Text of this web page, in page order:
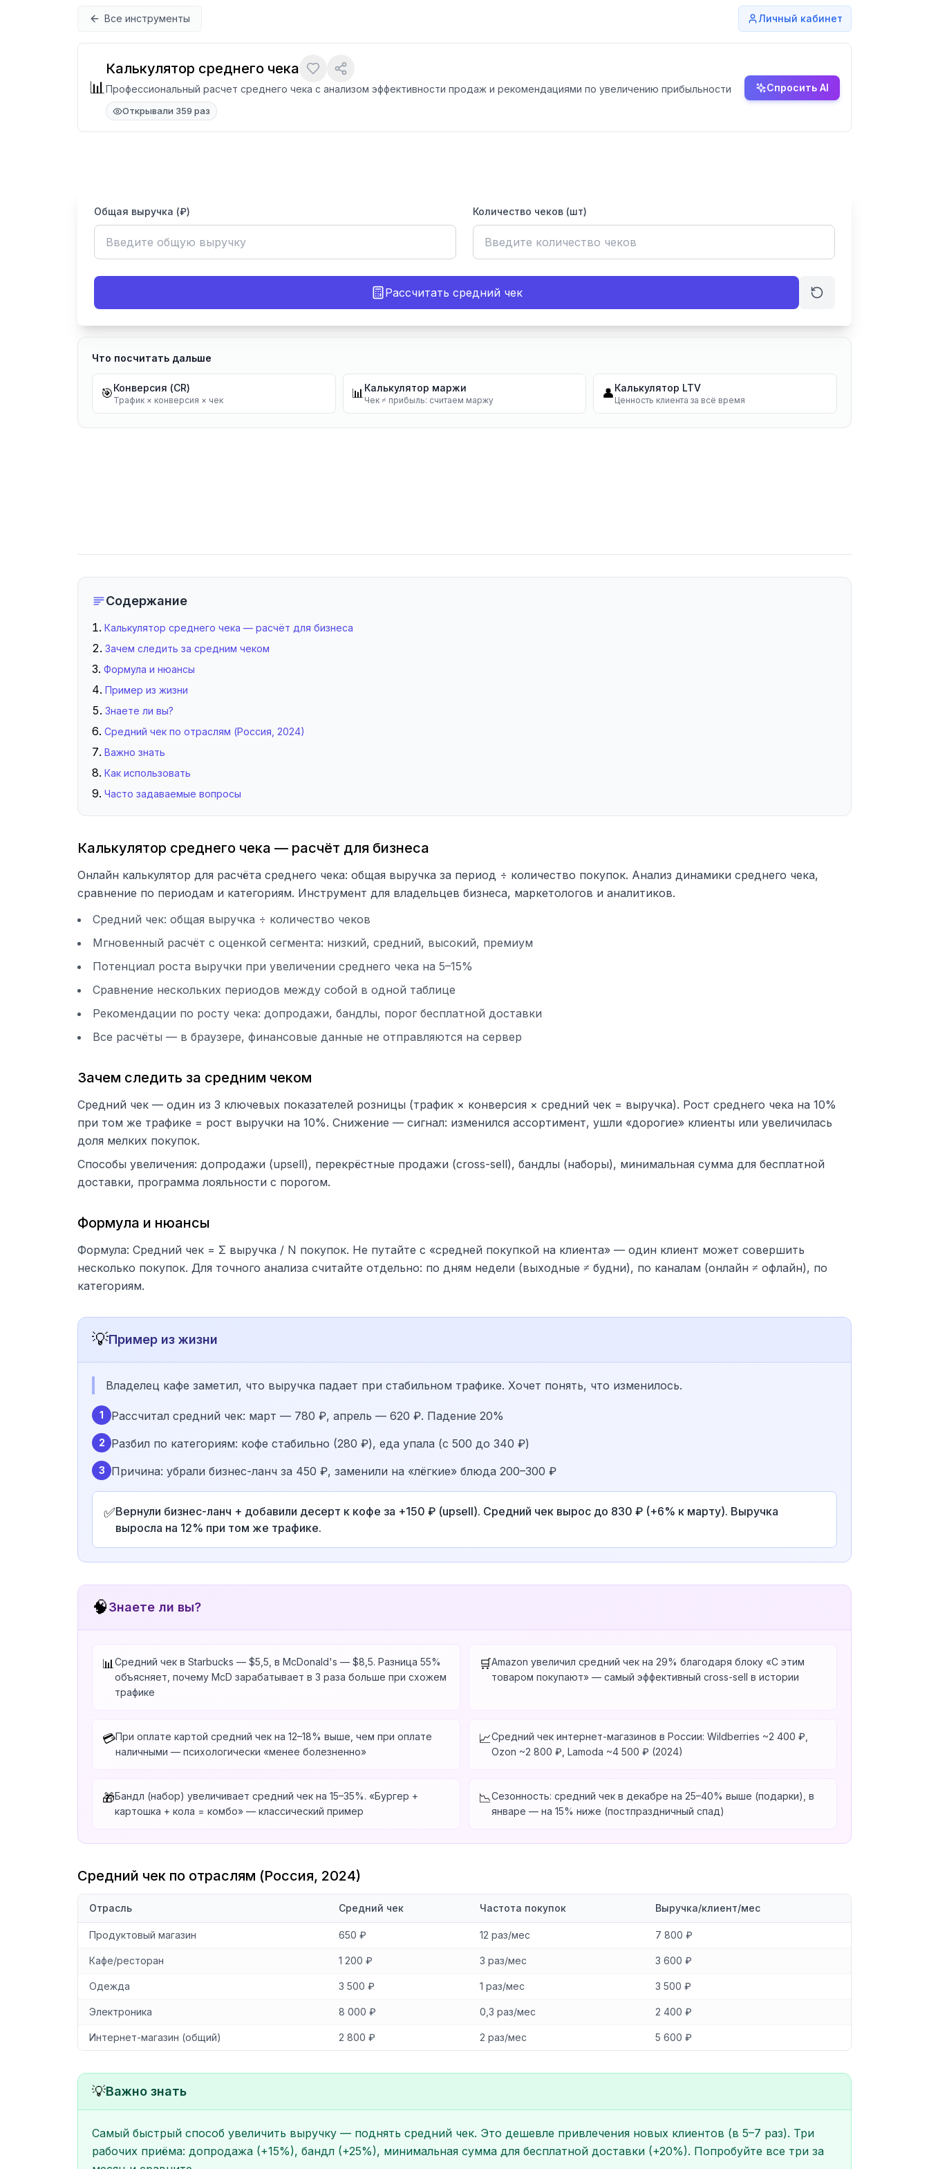
Все инструменты Личный кабинет
📊
Калькулятор среднего чека
Профессиональный расчет среднего чека с анализом эффективности продаж и рекомендациями по увеличению прибыльности
Открывали 359 раз
Спросить AI
Общая выручка (₽) Количество чеков (шт)
Рассчитать средний чек
Что посчитать дальше
🎯Конверсия (CR)
Трафик × конверсия × чек 📊 Калькулятор маржи
Чек ≠ прибыль: считаем маржу 👤Калькулятор LTV
Ценность клиента за всё время
Содержание
Калькулятор среднего чека — расчёт для бизнеса
Зачем следить за средним чеком
Формула и нюансы
Пример из жизни
Знаете ли вы?
Средний чек по отраслям (Россия, 2024)
Важно знать
Как использовать
Часто задаваемые вопросы
Калькулятор среднего чека — расчёт для бизнеса
Онлайн калькулятор для расчёта среднего чека: общая выручка за период ÷ количество покупок. Анализ динамики среднего чека,
сравнение по периодам и категориям. Инструмент для владельцев бизнеса, маркетологов и аналитиков.
Средний чек: общая выручка ÷ количество чеков
Мгновенный расчёт с оценкой сегмента: низкий, средний, высокий, премиум
Потенциал роста выручки при увеличении среднего чека на 5–15%
Сравнение нескольких периодов между собой в одной таблице
Рекомендации по росту чека: допродажи, бандлы, порог бесплатной доставки
Все расчёты — в браузере, финансовые данные не отправляются на сервер
Зачем следить за средним чеком
Средний чек — один из 3 ключевых показателей розницы (трафик × конверсия × средний чек = выручка). Рост среднего чека на 10%
при том же трафике = рост выручки на 10%. Снижение — сигнал: изменился ассортимент, ушли «дорогие» клиенты или увеличилась
доля мелких покупок.
Способы увеличения: допродажи (upsell), перекрёстные продажи (cross-sell), бандлы (наборы), минимальная сумма для бесплатной
доставки, программа лояльности с порогом.
Формула и нюансы
Формула: Средний чек = Σ выручка / N покупок. Не путайте с «средней покупкой на клиента» — один клиент может совершить
несколько покупок. Для точного анализа считайте отдельно: по дням недели (выходные ≠ будни), по каналам (онлайн ≠ офлайн), по
категориям.
💡Пример из жизни
Владелец кафе заметил, что выручка падает при стабильном трафике. Хочет понять, что изменилось.
1 Рассчитал средний чек: март — 780 ₽, апрель — 620 ₽. Падение 20%
2 Разбил по категориям: кофе стабильно (280 ₽), еда упала (с 500 до 340 ₽)
3 Причина: убрали бизнес-ланч за 450 ₽, заменили на «лёгкие» блюда 200–300 ₽
✅Вернули бизнес-ланч + добавили десерт к кофе за +150 ₽ (upsell). Средний чек вырос до 830 ₽ (+6% к марту). Выручка
выросла на 12% при том же трафике.
🧠Знаете ли вы?
📊 Средний чек в Starbucks — $5,5, в McDonald's — $8,5. Разница 55%
объясняет, почему McD зарабатывает в 3 раза больше при схожем
трафике
🛒Amazon увеличил средний чек на 29% благодаря блоку «С этим
товаром покупают» — самый эффективный cross-sell в истории
💳При оплате картой средний чек на 12–18% выше, чем при оплате
наличными — психологически «менее болезненно»
📈Средний чек интернет-магазинов в России: Wildberries ~2 400 ₽,
Ozon ~2 800 ₽, Lamoda ~4 500 ₽ (2024)
🎁Бандл (набор) увеличивает средний чек на 15–35%. «Бургер +
картошка + кола = комбо» — классический пример
📉Сезонность: средний чек в декабре на 25–40% выше (подарки), в
январе — на 15% ниже (постпраздничный спад)
Средний чек по отраслям (Россия, 2024)
Отрасль Средний чек Частота покупок Выручка/клиент/мес
Продуктовый магазин 650 ₽ 12 раз/мес 7 800 ₽
Кафе/ресторан 1 200 ₽ 3 раз/мес 3 600 ₽
Одежда 3 500 ₽ 1 раз/мес 3 500 ₽
Электроника 8 000 ₽ 0,3 раз/мес 2 400 ₽
Интернет-магазин (общий) 2 800 ₽ 2 раз/мес 5 600 ₽
💡Важно знать
Самый быстрый способ увеличить выручку — поднять средний чек. Это дешевле привлечения новых клиентов (в 5–7 раз). Три
рабочих приёма: допродажа (+15%), бандл (+25%), минимальная сумма для бесплатной доставки (+20%). Попробуйте все три за